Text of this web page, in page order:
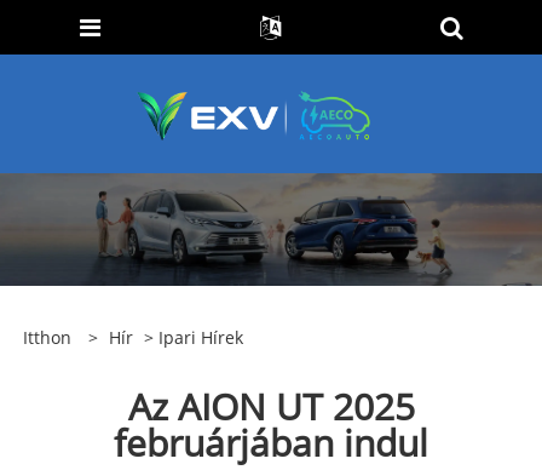
Itthon > Hír > Ipari Hírek
Az AION UT 2025
februárjában indul